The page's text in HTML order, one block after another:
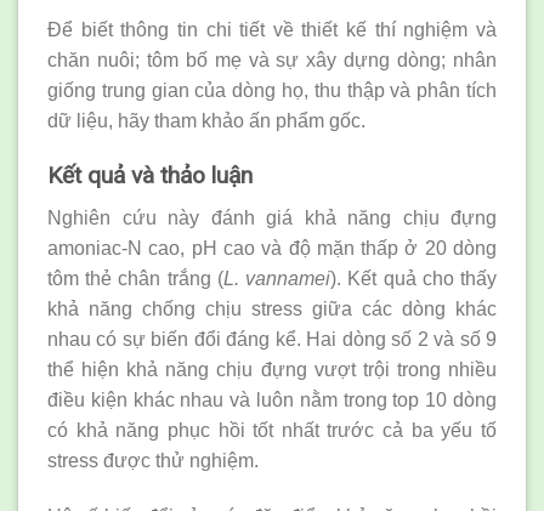
Để biết thông tin chi tiết về thiết kế thí nghiệm và
chăn nuôi; tôm bố mẹ và sự xây dựng dòng; nhân
giống trung gian của dòng họ, thu thập và phân tích
dữ liệu, hãy tham khảo ấn phẩm gốc.
Kết quả và thảo luận
Nghiên cứu này đánh giá khả năng chịu đựng
amoniac-N cao, pH cao và độ mặn thấp ở 20 dòng
tôm thẻ chân trắng (L. vannamei). Kết quả cho thấy
khả năng chống chịu stress giữa các dòng khác
nhau có sự biến đổi đáng kể. Hai dòng số 2 và số 9
thể hiện khả năng chịu đựng vượt trội trong nhiều
điều kiện khác nhau và luôn nằm trong top 10 dòng
có khả năng phục hồi tốt nhất trước cả ba yếu tố
stress được thử nghiệm.